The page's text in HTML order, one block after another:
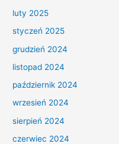
luty 2025
styczeń 2025
grudzień 2024
listopad 2024
październik 2024
wrzesień 2024
sierpień 2024
czerwiec 2024